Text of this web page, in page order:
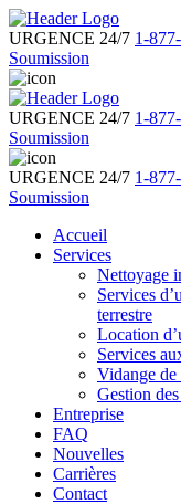
URGENCE 24/7 1-
Soumission
URGENCE 24/7 1-
Soumission
URGENCE 24/7 1-
Soumission
Accueil
Services
Nettoyage
Services
terrestre
Location
Services
Vidange de
Gestion
Entreprise
FAQ
Nouvelles
Carrières
Contact